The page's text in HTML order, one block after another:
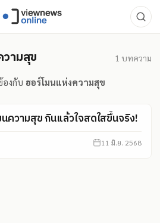
แห่งความสุข
ามสุข 1 บทความ
องกับ ฮอร์โมนแห่งความสุข
ความสุข กินแล้วใจสดใสขึ้นจริง!
11 มิ.ย. 2568